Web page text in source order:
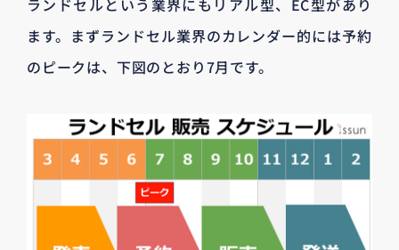
ランドセルという業界にもリアル型、EC型があり
ます。まずランドセル業界のカレンダー的には予約
のピークは、下図のとおり7月です。